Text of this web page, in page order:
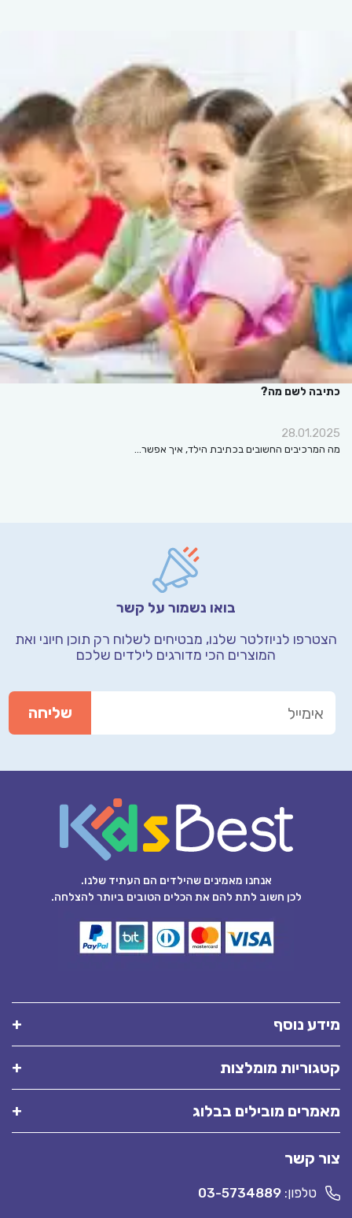
כתיבה לשם מה?
28.01.2025
מה המרכיבים החשובים בכתיבת הילד, איך אפשר…
בואו נשמור על קשר
הצטרפו לניוזלטר שלנו, מבטיחים לשלוח רק תוכן חיוני ואת
המוצרים הכי מדורגים לילדים שלכם
אנחנו מאמינים שהילדים הם העתיד שלנו.
לכן חשוב לתת להם את הכלים הטובים ביותר להצלחה.
מידע נוסף
קטגוריות מומלצות
מאמרים מובילים בבלוג
צור קשר
טלפון: 03-5734889